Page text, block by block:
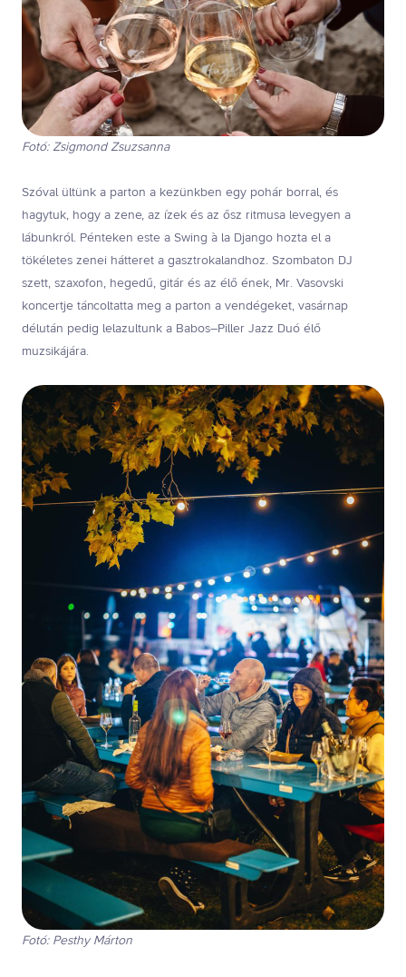
Fotó: Zsigmond Zsuzsanna
Szóval ültünk a parton a kezünkben egy pohár borral, és
hagytuk, hogy a zene, az ízek és az ősz ritmusa levegyen a
lábunkról. Pénteken este a Swing à la Django hozta el a
tökéletes zenei hátteret a gasztrokalandhoz. Szombaton DJ
szett, szaxofon, hegedű, gitár és az élő ének, Mr. Vasovski
koncertje táncoltatta meg a parton a vendégeket, vasárnap
délután pedig lelazultunk a Babos–Piller Jazz Duó élő
muzsikájára.
Fotó: Pesthy Márton